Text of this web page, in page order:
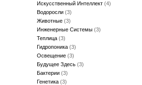
Искусственный Интеллект (4)
Водоросли (3)
Животные (3)
Инженерные Системы (3)
Теплица (3)
Гидропоника (3)
Освещение (3)
Будущее Здесь (3)
Бактерии (3)
Генетика (3)